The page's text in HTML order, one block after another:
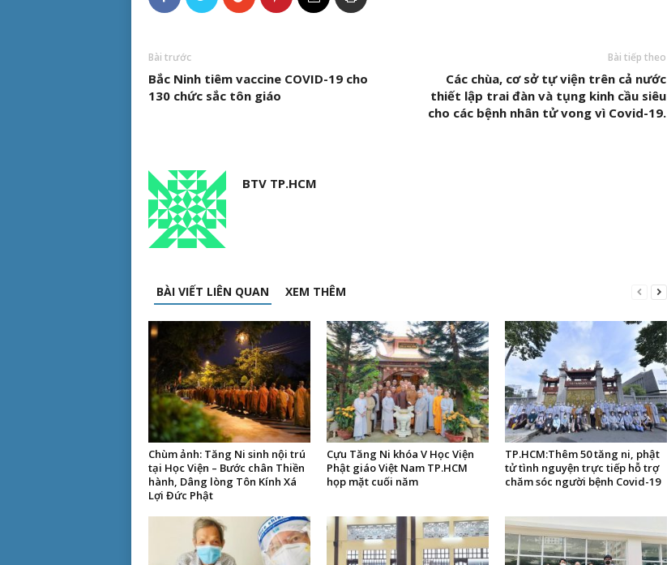
Bài trước
Bắc Ninh tiêm vaccine COVID-19 cho
130 chức sắc tôn giáo
Bài tiếp theo
Các chùa, cơ sở tự viện trên cả nước
thiết lập trai đàn và tụng kinh cầu siêu
cho các bệnh nhân tử vong vì Covid-19.
BTV TP.HCM
BÀI VIẾT LIÊN QUAN XEM THÊM
Chùm ảnh: Tăng Ni sinh nội trú
tại Học Viện – Bước chân Thiền
hành, Dâng lòng Tôn Kính Xá
Lợi Đức Phật
Cựu Tăng Ni khóa V Học Viện
Phật giáo Việt Nam TP.HCM
họp mặt cuối năm
TP.HCM:Thêm 50 tăng ni, phật
tử tình nguyện trực tiếp hỗ trợ
chăm sóc người bệnh Covid-19